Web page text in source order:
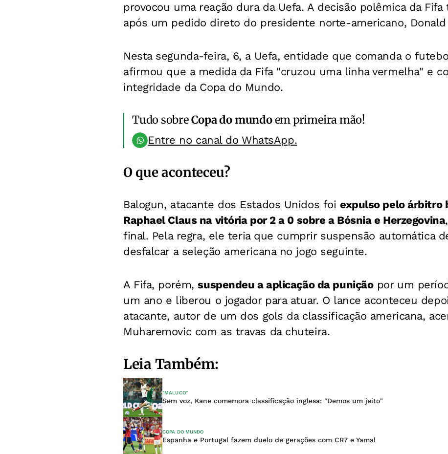
provocou uma reação dura da Uefa. A decisão polêmica da
após um pedido direto do presidente norte-americano, Donald
Nesta segunda-feira, 6, a Uefa, entidade que comanda o
afirmou que a medida da Fifa "cruzou uma linha vermelha" e
integridade da Copa do Mundo.
Tudo sobreCopa do mundoem primeira mão!
Entre no canal do WhatsApp.
O que aconteceu?
Balogun, atacante dos Estados Unidos foi expulso pelo árbitro
Raphael Claus na vitória por 2 a 0 sobre a Bósnia e Herzegovina
final. Pela regra, ele teria que cumprir suspensão automática
desfalcar a seleção americana no jogo seguinte.
A Fifa, porém,suspendeu a aplicação da puniçãopor um
um ano e liberou o jogador para atuar. O lance aconteceu
atacante, autor de um dos gols da classificação americana,
Muharemovic com as travas da chuteira.
Leia Também:
"MALUCO"
Sem voz, Kane comemora classificação inglesa: "Demos um jeito"
COPA DO MUNDO
Espanha e Portugal fazem duelo de gerações com CR7 e Yamal